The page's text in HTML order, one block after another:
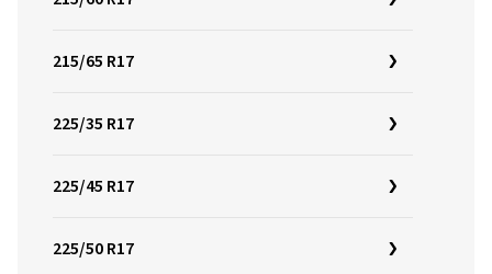
215/65 R17
225/35 R17
225/45 R17
225/50 R17